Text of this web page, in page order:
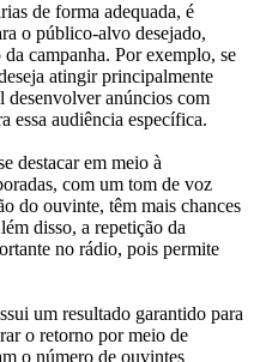
de forma adequada, é
o público-alvo desejado,
da campanha. Por exemplo, se
atingir principalmente
desenvolver anúncios com
essa audiência específica.
destacar em meio à
com um tom de voz
do ouvinte, têm mais chances
disso, a repetição da
no rádio, pois permite
um resultado garantido para
o retorno por meio de
o número de ouvintes